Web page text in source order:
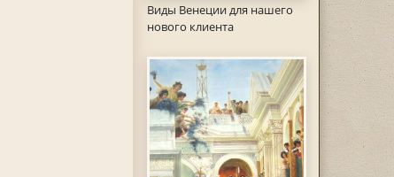
Виды Венеции для нашего
нового клиента